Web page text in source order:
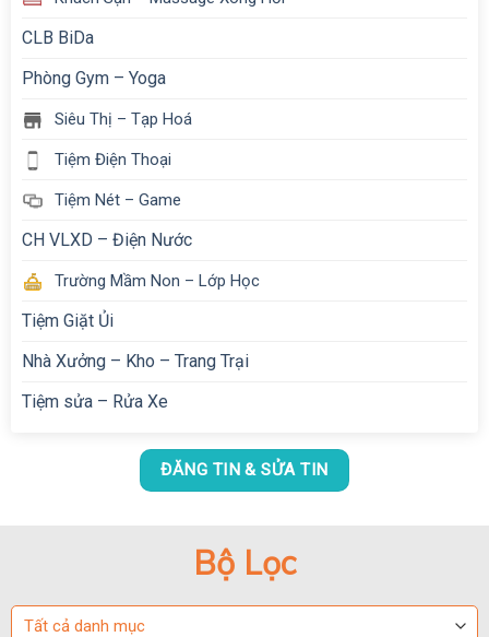
CLB BiDa
Phòng Gym – Yoga
Siêu Thị – Tạp Hoá
Tiệm Điện Thoại
Tiệm Nét – Game
CH VLXD – Điện Nước
Trường Mầm Non – Lớp Học
Tiệm Giặt Ủi
Nhà Xưởng – Kho – Trang Trại
Tiệm sửa – Rửa Xe
ĐĂNG TIN & SỬA TIN
Bộ Lọc